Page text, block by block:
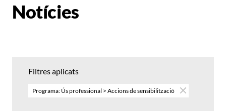
Notícies
Filtres aplicats
Programa: Ús professional > Accions de sensibilització